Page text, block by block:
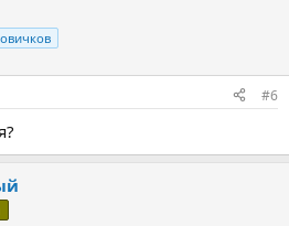
#6